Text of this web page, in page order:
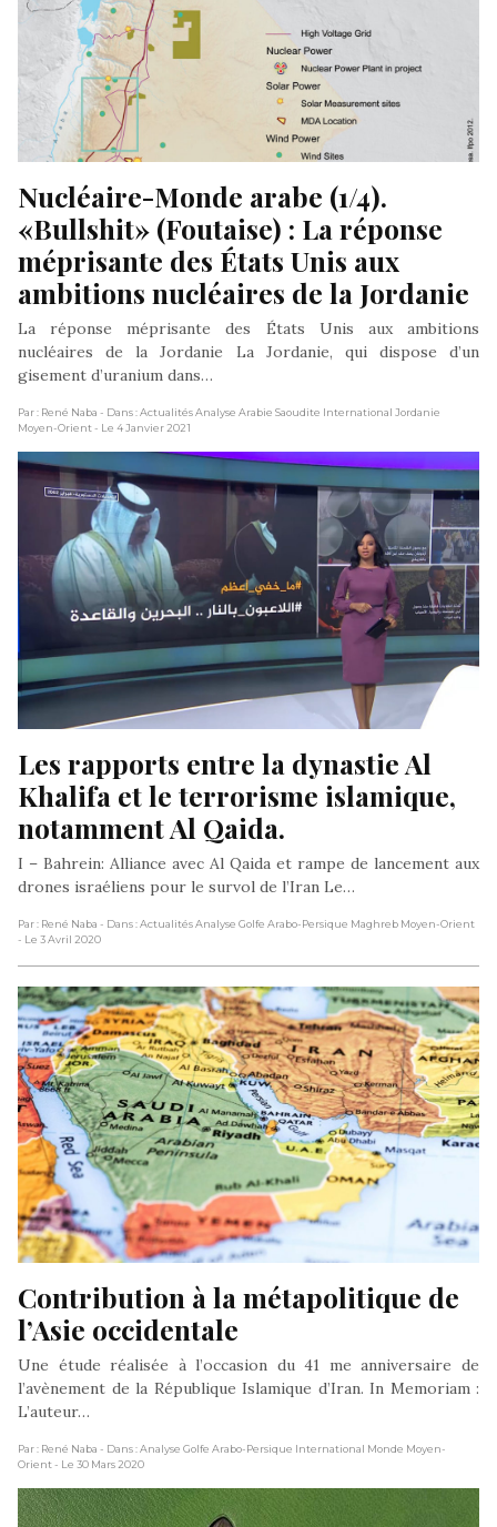
Nucléaire-Monde arabe (1/4).
«Bullshit» (Foutaise) : La réponse
méprisante des États Unis aux
ambitions nucléaires de la Jordanie
La réponse méprisante des États Unis aux ambitions
nucléaires de la Jordanie La Jordanie, qui dispose d’un
gisement d’uranium dans…
Par : René Naba - Dans : Actualités Analyse Arabie Saoudite International Jordanie
Moyen-Orient- Le 4 Janvier 2021
Les rapports entre la dynastie Al
Khalifa et le terrorisme islamique,
notamment Al Qaida.
I – Bahrein: Alliance avec Al Qaida et rampe de lancement aux
drones israéliens pour le survol de l’Iran Le…
Par : René Naba - Dans : Actualités Analyse Golfe Arabo-Persique Maghreb Moyen-Orient
- Le 3 Avril 2020
Contribution à la métapolitique de
l’Asie occidentale
Une étude réalisée à l’occasion du 41 me anniversaire de
l’avènement de la République Islamique d’Iran. In Memoriam :
L’auteur…
Par : René Naba - Dans : Analyse Golfe Arabo-Persique International Monde Moyen-
Orient- Le 30 Mars 2020